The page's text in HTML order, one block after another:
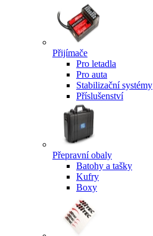
Přijímače
Pro letadla
Pro auta
Stabilizační systémy
Příslušenství
Přepravní obaly
Batohy a tašky
Kufry
Boxy